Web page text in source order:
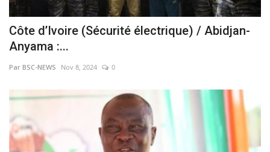
Côte d’Ivoire (Sécurité électrique) / Abidjan-
Anyama :...
Par BSC-NEWS Nov 8, 2024 0